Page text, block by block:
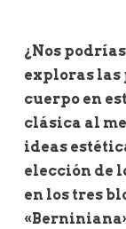
¿ Nos
exploras las
cuerpo en
clásica al
ideas
elección de
en los tres